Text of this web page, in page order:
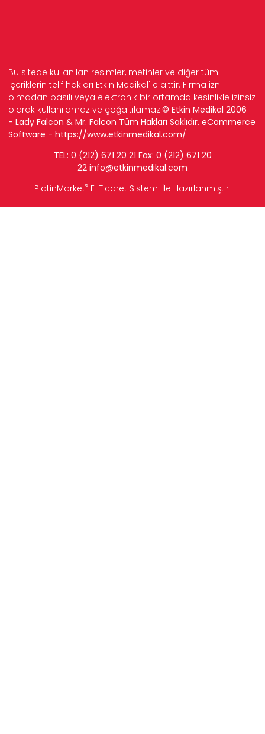
Bu sitede kullanılan resimler, metinler ve diğer tüm
içeriklerin telif hakları Etkin Medikal' e aittir. Firma izni
olmadan basılı veya elektronik bir ortamda kesinlikle izinsiz
olarak kullanılamaz ve çoğaltılamaz.© Etkin Medikal 2006
- Lady Falcon & Mr. Falcon Tüm Hakları Saklıdır. eCommerce
Software - https://www.etkinmedikal.com/
TEL: 0 (212) 671 20 21 Fax: 0 (212) 671 20
22 info@etkinmedikal.com
PlatinMarket® E-Ticaret Sistemi İle Hazırlanmıştır.